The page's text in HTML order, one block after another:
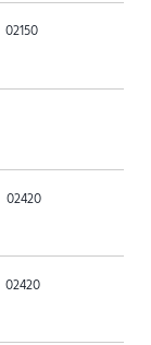
02150
02420
02420